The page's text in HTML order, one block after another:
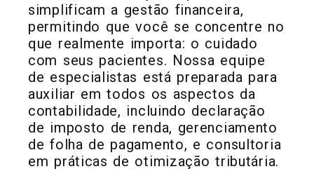
simplificam a gestão financeira,
permitindo que você se concentre no
que realmente importa: o cuidado
com seus pacientes. Nossa equipe
de especialistas está preparada para
auxiliar em todos os aspectos da
contabilidade, incluindo declaração
de imposto de renda, gerenciamento
de folha de pagamento, e consultoria
em práticas de otimização tributária.